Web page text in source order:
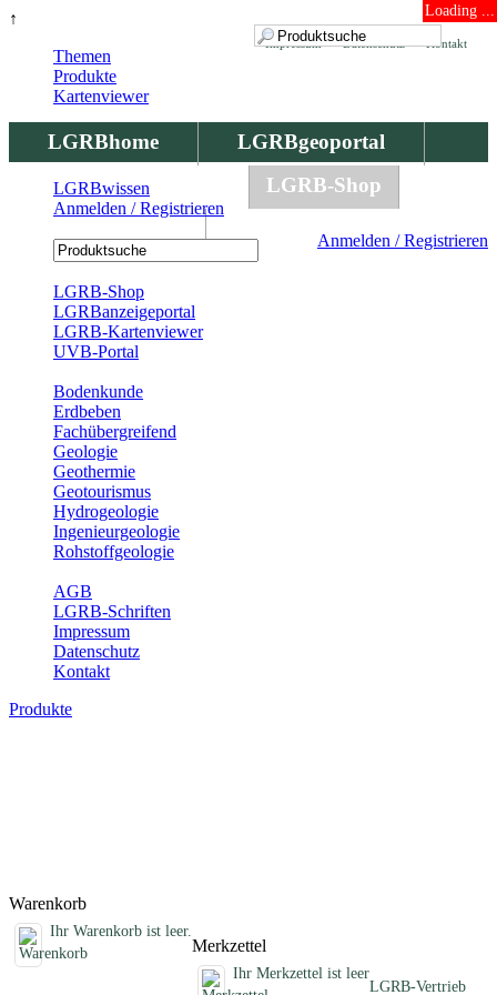
↑ Loading ...
Kontakt
Datenschutz
Impressum
LGRBhome
LGRBgeoportal
LGRBbohrungen
LGRB-Shop
Anmelden / Registrieren
Themen
Produkte
Kartenviewer
LGRBwissen
Anmelden / Registrieren
LGRB-Shop
LGRBanzeigeportal
LGRB-Kartenviewer
UVB-Portal
Bodenkunde
Erdbeben
Fachübergreifend
Geologie
Geothermie
Geotourismus
Hydrogeologie
Ingenieurgeologie
Rohstoffgeologie
AGB
LGRB-Schriften
Impressum
Datenschutz
Kontakt
Produkte
Warenkorb
Ihr Warenkorb ist leer.
Merkzettel
Ihr Merkzettel ist leer
LGRB-Vertrieb